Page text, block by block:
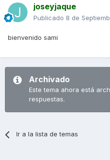
joseyjaque
Publicado 8 de
bienvenido sami
Archivado
Este tema ahora está
respuestas.
Ir a la lista de temas